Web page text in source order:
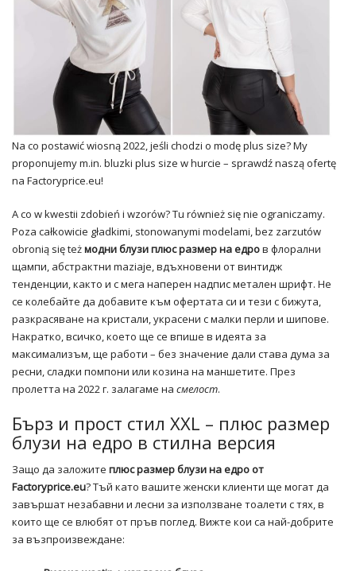
Na co postawić wiosną 2022, jeśli chodzi o modę plus size? My
proponujemy m.in. bluzki plus size w hurcie – sprawdź naszą ofertę
na Factoryprice.eu!
A co w kwestii zdobień i wzorów? Tu również się nie ograniczamy.
Poza całkowicie gładkimi, stonowanymi modelami, bez zarzutów
obronią się teżмодни блузи плюс размер на едров флорални
щампи, абстрактни maziaje, вдъхновени от винтидж
тенденции, както и с мега наперен надпис метален шрифт. Не
се колебайте да добавите към офертата си и тези с бижута,
разкрасяване на кристали, украсени с малки перли и шипове.
Накратко, всичко, което ще се впише в идеята за
максимализъм, ще работи – без значение дали става дума за
ресни, сладки помпони или козина на маншетите. През
пролетта на 2022 г. залагаме на смелост.
Бърз и прост стил XXL – плюс размер
блузи на едро в стилна версия
Защо да заложите плюс размер блузи на едро от
Factoryprice.eu? Тъй като вашите женски клиенти ще могат да
завършат незабавни и лесни за използване тоалети с тях, в
които ще се влюбят от пръв поглед. Вижте кои са най-добрите
за възпроизвеждане: